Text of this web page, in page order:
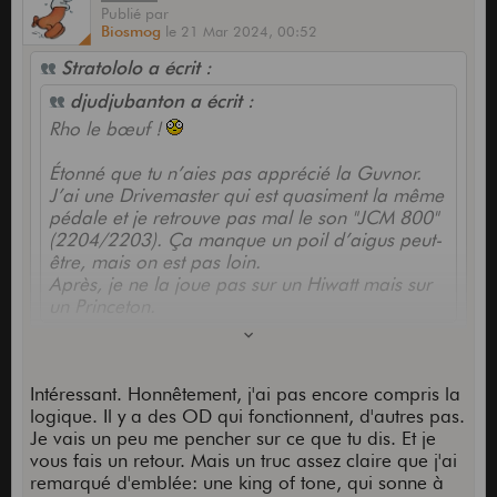
Publié par
Biosmog le 21 Mar 2024, 00:52
Stratololo a écrit :
djudjubanton a écrit :
Rho le bœuf !
Étonné que tu n’aies pas apprécié la Guvnor.
J’ai une Drivemaster qui est quasiment la même
pédale et je retrouve pas mal le son "JCM 800"
(2204/2203). Ça manque un poil d’aigus peut-
être, mais on est pas loin.
Après, je ne la joue pas sur un Hiwatt mais sur
avec un Fender qui est plus creusé, de même de
l'impact des lampes de puissance EL34 vs
6V6/6L6. Je ne suis pas étonné de son constat,
aucune de celle qui l'ai et que j'ai ne m'ont
convaincue sur mon Hiwatt, ça sonne hyper bien
Intéressant. Honnêtement, j'ai pas encore compris la
logique. Il y a des OD qui fonctionnent, d'autres pas.
Je vais un peu me pencher sur ce que tu dis. Et je
vous fais un retour. Mais un truc assez claire que j'ai
remarqué d'emblée: une king of tone, qui sonne à